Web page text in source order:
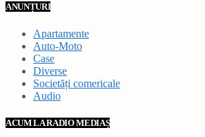
ANUNȚURI
Apartamente
Auto-Moto
Case
Diverse
Societăți comericale
Audio
ACUM LA RADIO MEDIAȘ